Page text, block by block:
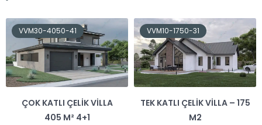
VVM30-4050-41
ÇOK KATLI ÇELIK VILLA
405 M² 4+1
VVM10-1750-31
TEK KATLI ÇELIK VILLA – 175
M2